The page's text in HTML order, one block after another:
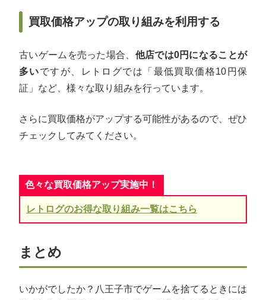
買取価格アップの取り組みを利用する
古いゲームを売った場合、 他店では0円になることが
多いですが、レトログでは「最低買取価格10円保
証」など、様々な取り組みを行っています。
さらに買取価格がアップする可能性があるので、ぜひ
チェックしてみてください。
色々な買取価格アップ実施中！
レトログのお得な取り組み一覧はこちら
まとめ
いかがでしたか？八王子市でゲームを捨てるときには